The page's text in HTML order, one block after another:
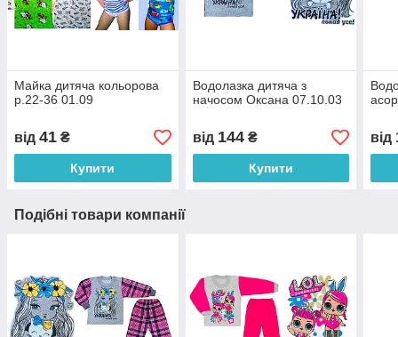
Майка дитяча кольорова
р.22-36 01.09
від 41 ₴
Купити
Водолазка дитяча з
начосом Оксана 07.10.03
від 144₴
Купити
від
Подібні товари компанії